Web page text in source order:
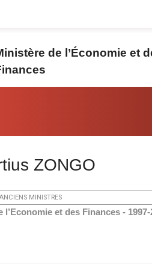
de l’Économie et
ZONGO
ANCIENS MINISTRES
l’Economie et des Finances - 1997-